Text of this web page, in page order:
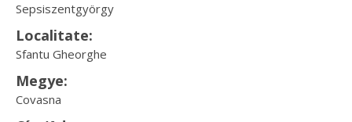
Sepsiszentgyörgy
Localitate:
Sfantu Gheorghe
Megye:
Covasna